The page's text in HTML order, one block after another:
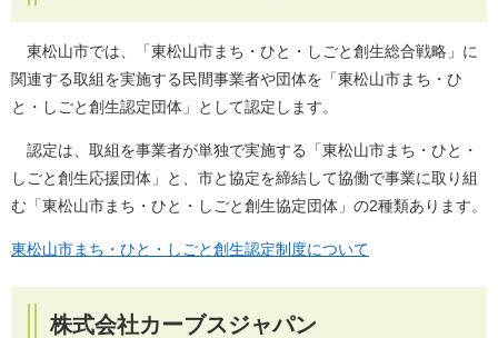
東松山市では、「東松山市まち・ひと・しごと創生総合戦略」に
関連する取組を実施する民間事業者や団体を「東松山市まち・ひ
と・しごと創生認定団体」として認定します。
認定は、取組を事業者が単独で実施する「東松山市まち・ひと・
しごと創生応援団体」と、市と協定を締結して協働で事業に取り組
む「東松山市まち・ひと・しごと創生協定団体」の2種類あります。
東松山市まち・ひと・しごと創生認定制度について
株式会社カーブスジャパン